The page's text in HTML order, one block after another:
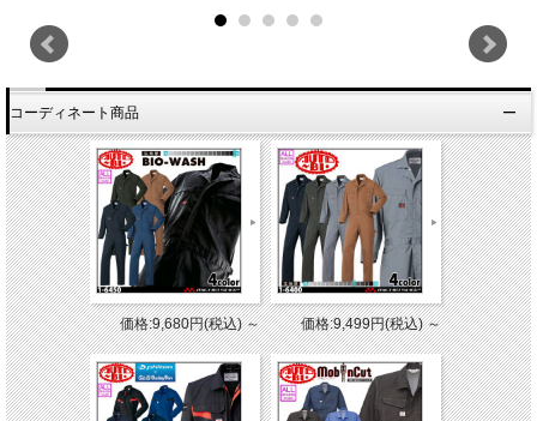
コーディネート商品
価格:9,680円(税込)～ 価格:9,499円(税込)～